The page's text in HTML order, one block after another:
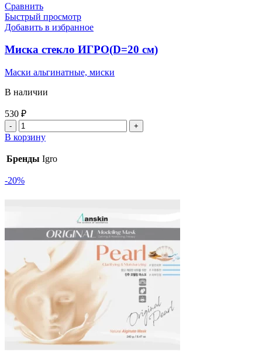
Сравнить
Быстрый просмотр
Добавить в избранное
Миска стекло ИГРО(D=20 см)
Маски альгинатные, миски
В наличии
530 ₽
В корзину
Бренды Igro
-20%